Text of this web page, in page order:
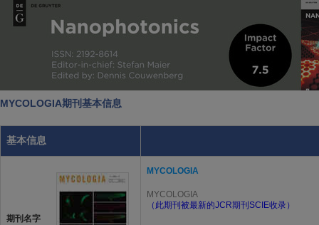
MYCOLOGIA期刊基本信息
基本信息
期刊名字
MYCOLOGIA
MYCOLOGIA
（此期刊被最新的JCR期刊SCIE收录）